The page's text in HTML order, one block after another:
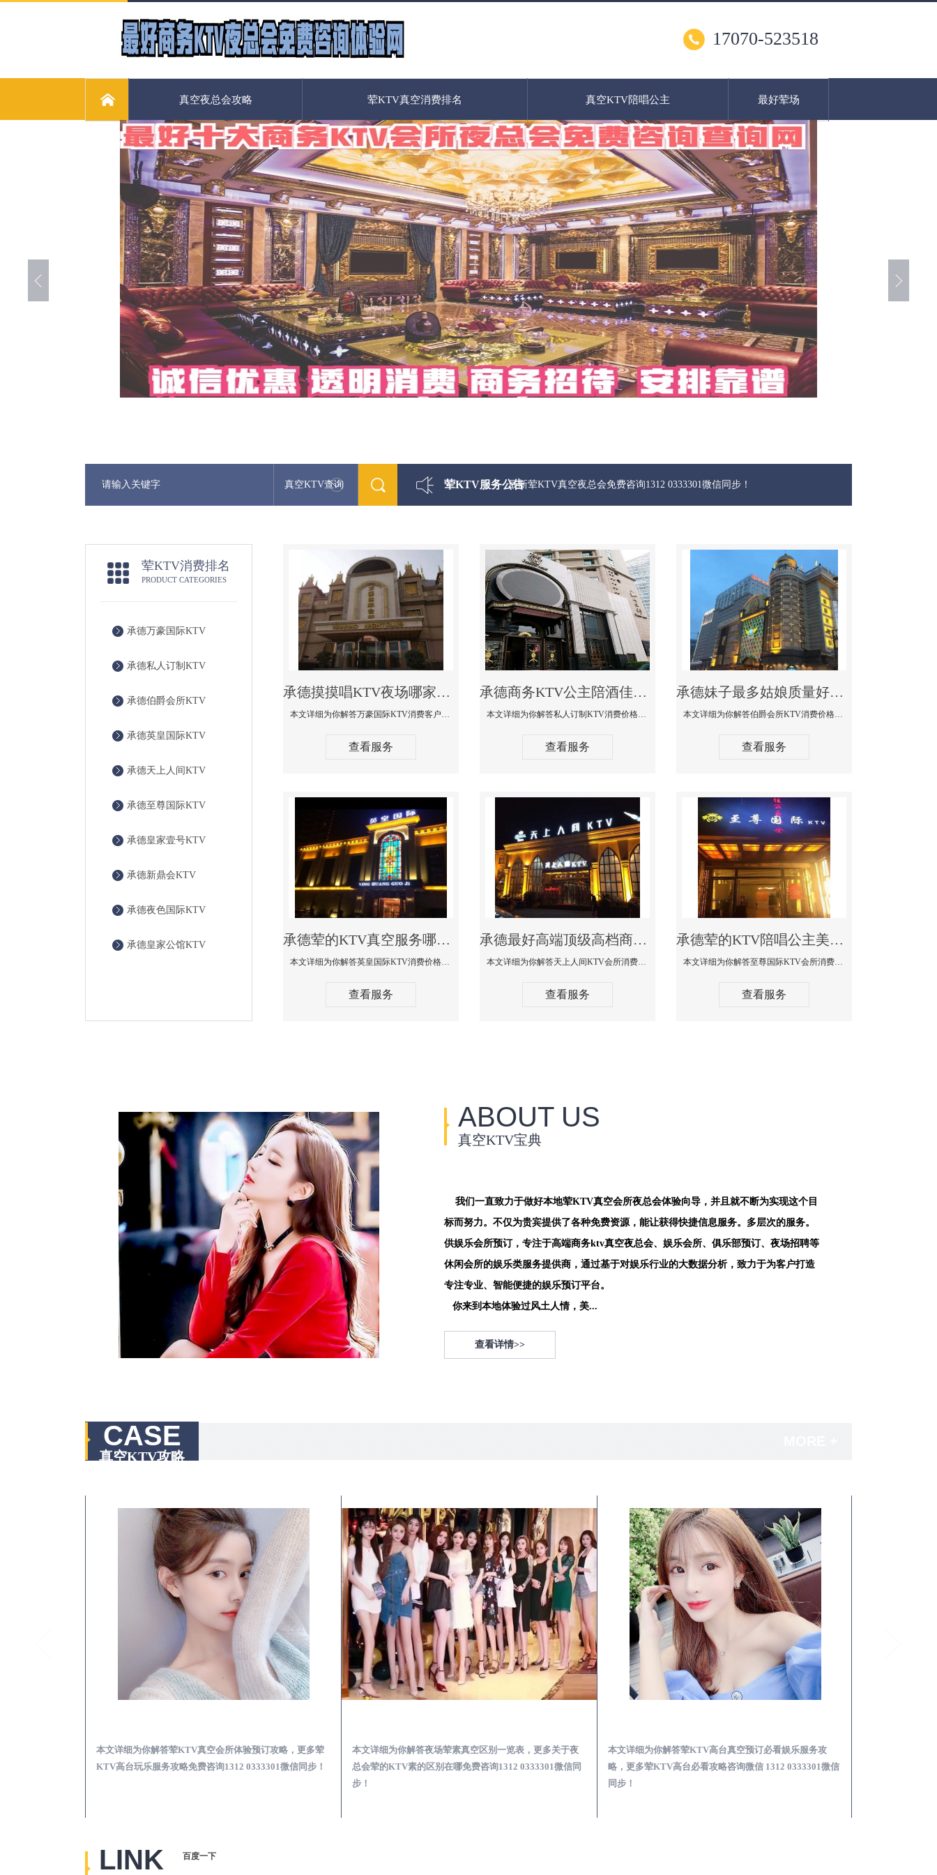
17070-523518
真空夜总会攻略 荤KTV真空消费排名 真空KTV陪唱公主 最好荤场
真空KTV查询 荤KTV服务公告
最新荤KTV真空夜总会免费咨询1312 0333301微信同步！
荤KTV消费排名
PRODUCT CATEGORIES
承德万豪国际KTV
承德私人订制KTV
承德伯爵会所KTV
承德英皇国际KTV
承德天上人间KTV
承德至尊国际KTV
承德皇家壹号KTV
承德新鼎会KTV
承德夜色国际KTV
承德皇家公馆KTV
承德摸摸唱KTV夜场哪家好玩开放-万豪国际KTV消费客户点评
本文详细为你解答万豪国际KTV消费客户点评，更多关于摸摸唱KTV夜场哪家好玩开放咨询1312 0333301微信同步！
查看服务
承德商务KTV公主陪酒佳丽漂亮哪家多-私人订制KTV消费价格口碑点评
本文详细为你解答私人订制KTV消费价格口碑点评，更多关于商务KTV公主陪酒佳丽漂亮哪家多免费咨询1312 0333301微信同步！
查看服务
承德妹子最多姑娘质量好的真空夜总会KTV-伯爵会所KTV消费点评
本文详细为你解答伯爵会所KTV消费价格点评，更多关于妹子最多姑娘质量好的真空夜总会KTV免费咨询1312 0333301微信同步！
查看服务
承德荤的KTV真空服务哪家好-英皇国际KTV消费价格口碑点评
本文详细为你解答英皇国际KTV消费价格点评，更多关于荤的KTV真空服务哪家好免费咨询1312 0333301微信同步！
查看服务
承德最好高端顶级高档商务KTV夜总会-天上人间KTV消费点评
本文详细为你解答天上人间KTV会所消费价格点评，更多关于最好高端顶级高档商务KTV夜总会免费咨询1312 0333301微信同步！
查看服务
承德荤的KTV陪唱公主美女哪家最多-至尊国际KTV会所消费价格
本文详细为你解答至尊国际KTV会所消费价格点评，更多关于荤的KTV陪唱公主美女哪家最多免费咨询1312 0333301微信同步！
查看服务
ABOUT US
真空KTV宝典
我们一直致力于做好本地荤KTV真空会所夜总会体验向导，并且就不断为实现这个目
标而努力。不仅为贵宾提供了各种免费资源，能让获得快捷信息服务。多层次的服务。
供娱乐会所预订，专注于高端商务ktv真空夜总会、娱乐会所、俱乐部预订、夜场招聘等
休闲会所的娱乐类服务提供商，通过基于对娱乐行业的大数据分析，致力于为客户打造
专注专业、智能便捷的娱乐预订平台。
你来到本地体验过风土人情，美...
查看详情>>
CASE
真空KTV攻略
本文详细为你解答荤KTV真空会所体验预订攻略，更多荤
KTV高台玩乐服务攻略免费咨询1312 0333301微信同步！
本文详细为你解答夜场荤素真空区别一览表，更多关于夜
总会荤的KTV素的区别在哪免费咨询1312 0333301微信同
步！
本文详细为你解答荤KTV高台真空预订必看娱乐服务攻
略，更多荤KTV高台必看攻略咨询微信 1312 0333301微信
同步！
LINK 百度一下